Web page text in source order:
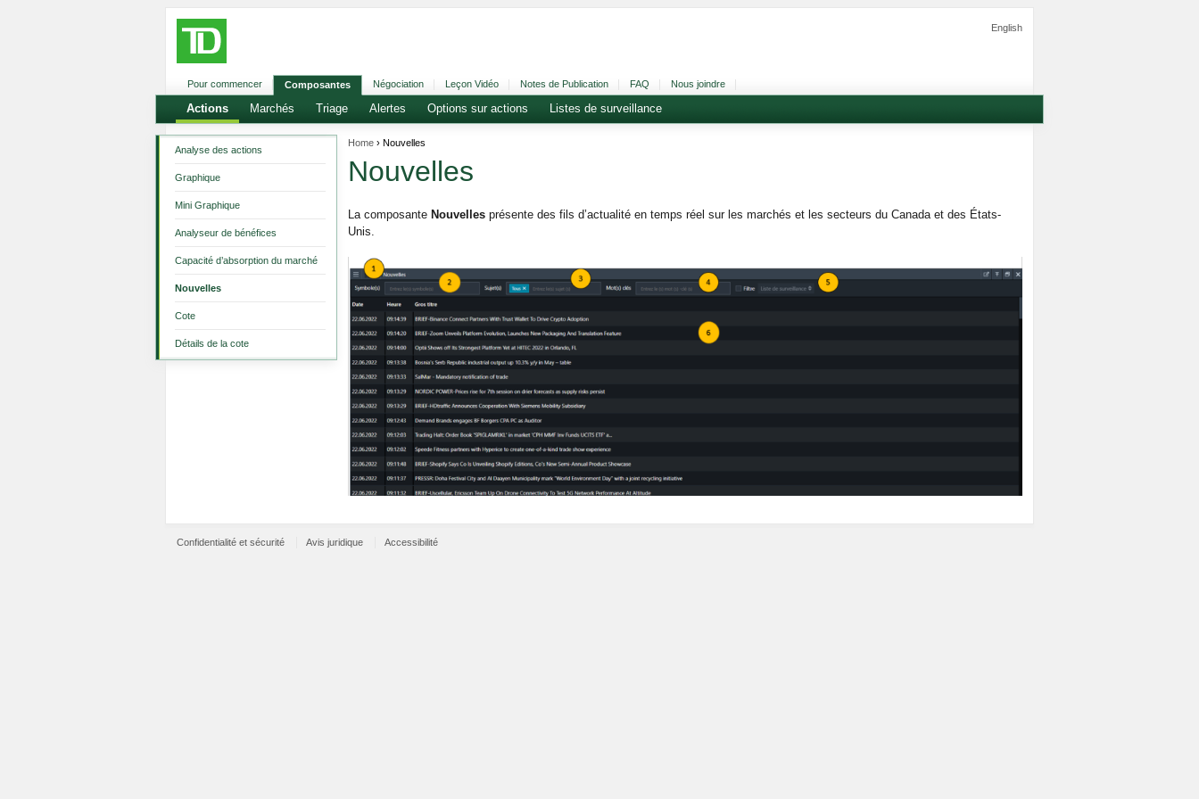
English
Pour commencer Composantes Négociation Leçon Vidéo Notes de Publication FAQ Nous joindre
Actions Marchés Triage Alertes Options sur actions Listes de surveillance
Analyse des actions
Graphique
Mini Graphique
Analyseur de bénéfices
Capacité d’absorption du marché
Nouvelles
Cote
Détails de la cote
Home › Nouvelles
Nouvelles
La composante Nouvelles présente des fils d’actualité en temps réel sur les marchés et les secteurs du Canada et des États-
Unis.
Confidentialité et sécurité Avis juridique Accessibilité